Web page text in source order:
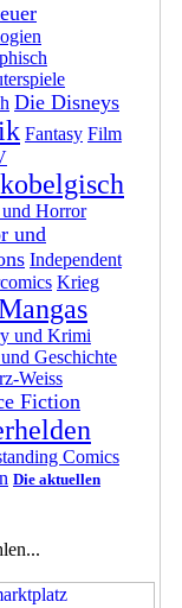
Die Disneys
Fantasy Film
Horror
und
Independent
Krieg
und Krimi
Geschichte
Weiss
Fiction
Comics
Die aktuellen